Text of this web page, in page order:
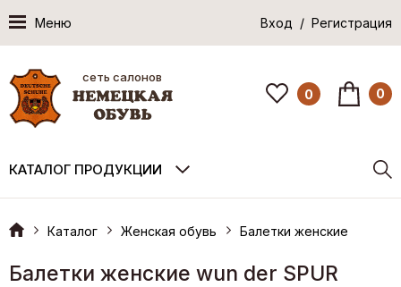
Меню Вход / Регистрация
сеть салонов
0 0
КАТАЛОГ ПРОДУКЦИИ
Каталог Женская обувь Балетки женские
Балетки женские wun der SPUR